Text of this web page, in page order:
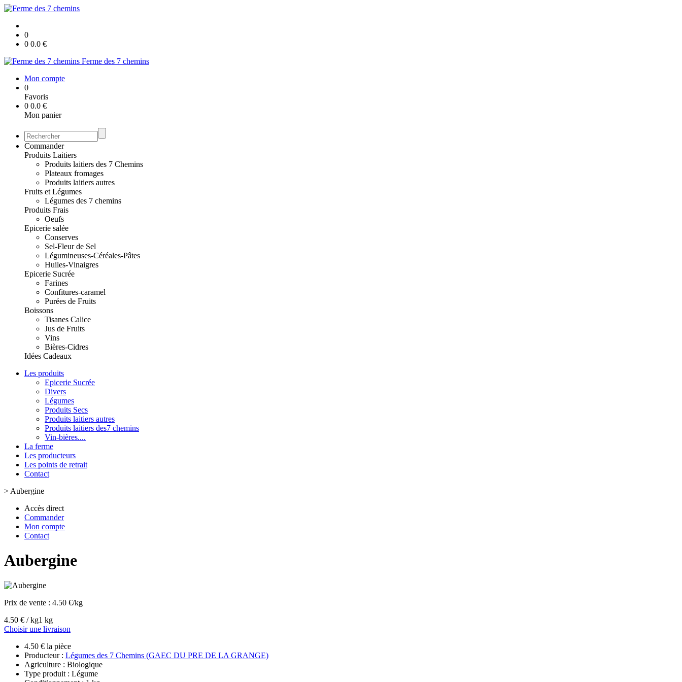
0
0 0.0 €
Ferme des 7 chemins
Mon compte
0
Favoris
0 0.0 €
Mon panier
Commander
Produits Laitiers
Produits laitiers des 7 Chemins
Plateaux fromages
Produits laitiers autres
Fruits et Légumes
Légumes des 7 chemins
Produits Frais
Oeufs
Epicerie salée
Conserves
Sel-Fleur de Sel
Légumineuses-Céréales-Pâtes
Huiles-Vinaigres
Epicerie Sucrée
Farines
Confitures-caramel
Purées de Fruits
Boissons
Tisanes Calice
Jus de Fruits
Vins
Bières-Cidres
Idées Cadeaux
Les produits
Epicerie Sucrée
Divers
Légumes
Produits Secs
Produits laitiers autres
Produits laitiers des7 chemins
Vin-bières....
La ferme
Les producteurs
Les points de retrait
Contact
> Aubergine
Accès direct
Commander
Mon compte
Contact
Aubergine
Prix de vente : 4.50 €/kg
4.50 € / kg1 kg
Choisir une livraison
4.50 € la pièce
Producteur : Légumes des 7 Chemins (GAEC DU PRE DE LA GRANGE)
Agriculture : Biologique
Type produit : Légume